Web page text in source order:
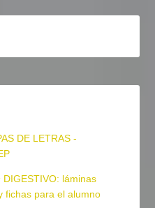
DE LETRAS -
DIGESTIVO: láminas
fichas para el alumno